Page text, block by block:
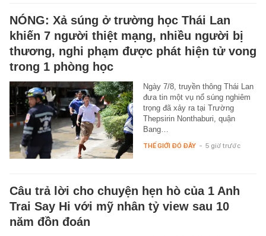
NÓNG: Xả súng ở trường học Thái Lan
khiến 7 người thiệt mạng, nhiều người bị
thương, nghi phạm được phát hiện tử vong
trong 1 phòng học
Ngày 7/8, truyền thông Thái Lan
đưa tin một vụ nổ súng nghiêm
trọng đã xảy ra tại Trường
Thepsirin Nonthaburi, quận
Bang…
THẾ GIỚI ĐÓ ĐÂY - 5 giờ trước
Câu trả lời cho chuyện hẹn hò của 1 Anh
Trai Say Hi với mỹ nhân tỷ view sau 10
năm đồn đoán